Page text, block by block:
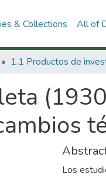
& Collections All of
Los